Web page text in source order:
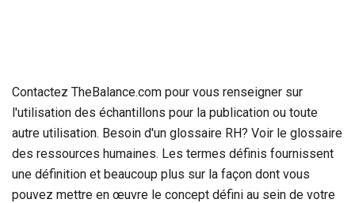
Contactez TheBalance.com pour vous renseigner sur
l'utilisation des échantillons pour la publication ou toute
autre utilisation. Besoin d'un glossaire RH? Voir le glossaire
des ressources humaines. Les termes définis fournissent
une définition et beaucoup plus sur la façon dont vous
pouvez mettre en œuvre le concept défini au sein de votre